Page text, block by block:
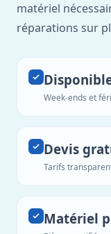
matériel
réparations sur
Week-ends et
Devis
Tarifs
Matériel